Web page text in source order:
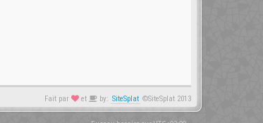
Fait par et by: SiteSplat ©SiteSplat 2013